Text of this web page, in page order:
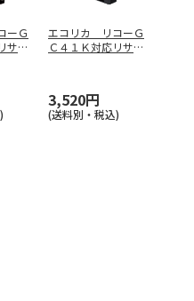
ーＧ
サイ
エコリカ リコーＧ
Ｃ４１Ｋ対応リサイ
3,520円
(送料別・税込)